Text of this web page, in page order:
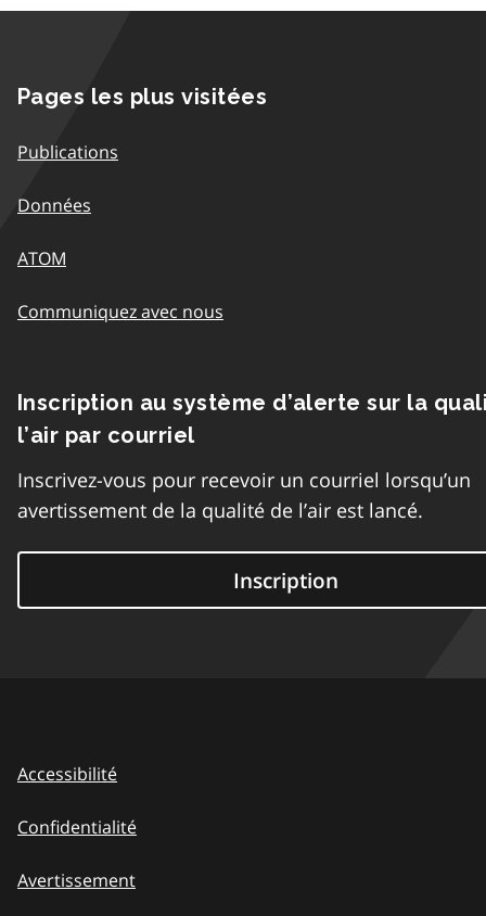
Pages les plus visitées
Publications
Données
ATOM
Communiquez avec nous
Inscription au système d’alerte sur la
l’air par courriel
Inscrivez-vous pour recevoir un courriel lorsqu’un
avertissement de la qualité de l’air est lancé.
Inscription
Accessibilité
Confidentialité
Avertissement